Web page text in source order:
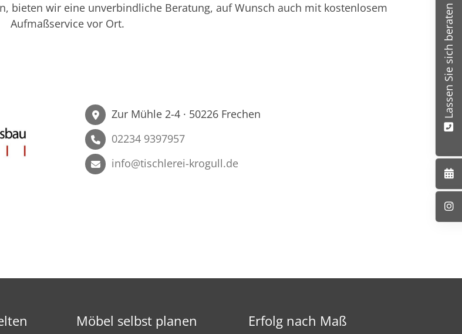
bieten wir eine unverbindliche Beratung, auf Wunsch auch mit kostenlosem
Aufmaßservice vor Ort.
Zur Mühle 2-4 · 50226 Frechen
02234 9397957
info@tischlerei-krogull.de
Möbel selbst planen Erfolg nach Maß
Lassen Sie sich beraten